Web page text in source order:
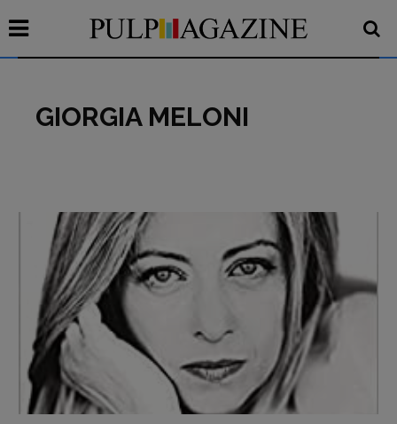
Interviste
RUBRICHE
Archeologie del
presente
Fumetti
Libro & Film
Pulp for kids
Opera prima
GIORGIA MELONI